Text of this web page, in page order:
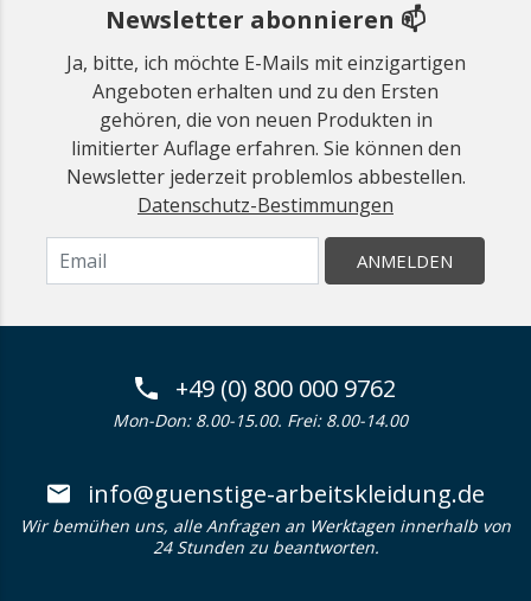
Newsletter abonnieren 📫
Ja, bitte, ich möchte E-Mails mit einzigartigen
Angeboten erhalten und zu den Ersten
gehören, die von neuen Produkten in
limitierter Auflage erfahren. Sie können den
Newsletter jederzeit problemlos abbestellen.
Datenschutz-Bestimmungen
ANMELDEN
+49 (0) 800 000 9762
Mon-Don: 8.00-15.00. Frei: 8.00-14.00
info@guenstige-arbeitskleidung.de
Wir bemühen uns, alle Anfragen an Werktagen innerhalb von
24 Stunden zu beantworten.